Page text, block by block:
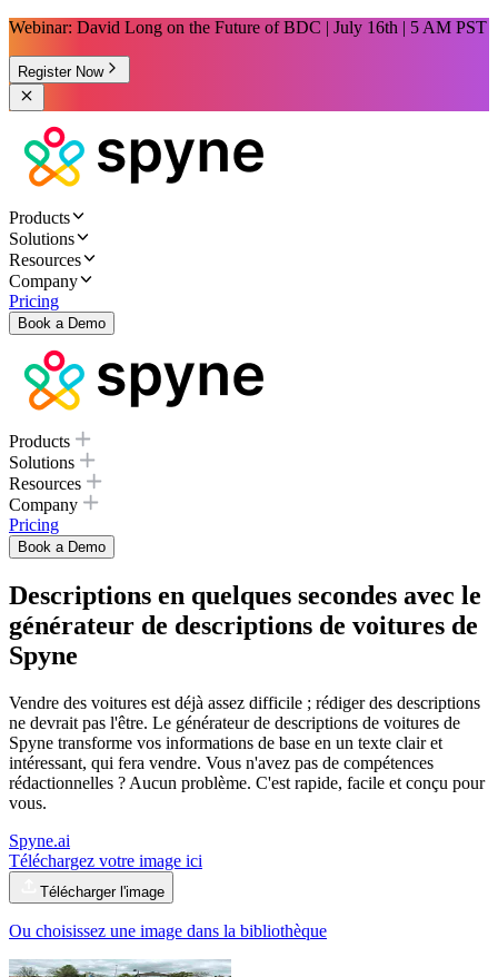
Webinar: David Long on the Future of BDC | July 16th | 5 AM PST
Register Now
Products
Solutions
Resources
Company
Pricing
Book a Demo
Products
Solutions
Resources
Company
Pricing
Book a Demo
Descriptions en quelques secondes avec le
générateur de descriptions de voitures de
Spyne
Vendre des voitures est déjà assez difficile ; rédiger des descriptions
ne devrait pas l'être. Le générateur de descriptions de voitures de
Spyne transforme vos informations de base en un texte clair et
intéressant, qui fera vendre. Vous n'avez pas de compétences
rédactionnelles ? Aucun problème. C'est rapide, facile et conçu pour
vous.
Spyne.ai
Téléchargez votre image ici
Télécharger l'image
Ou choisissez une image dans la bibliothèque